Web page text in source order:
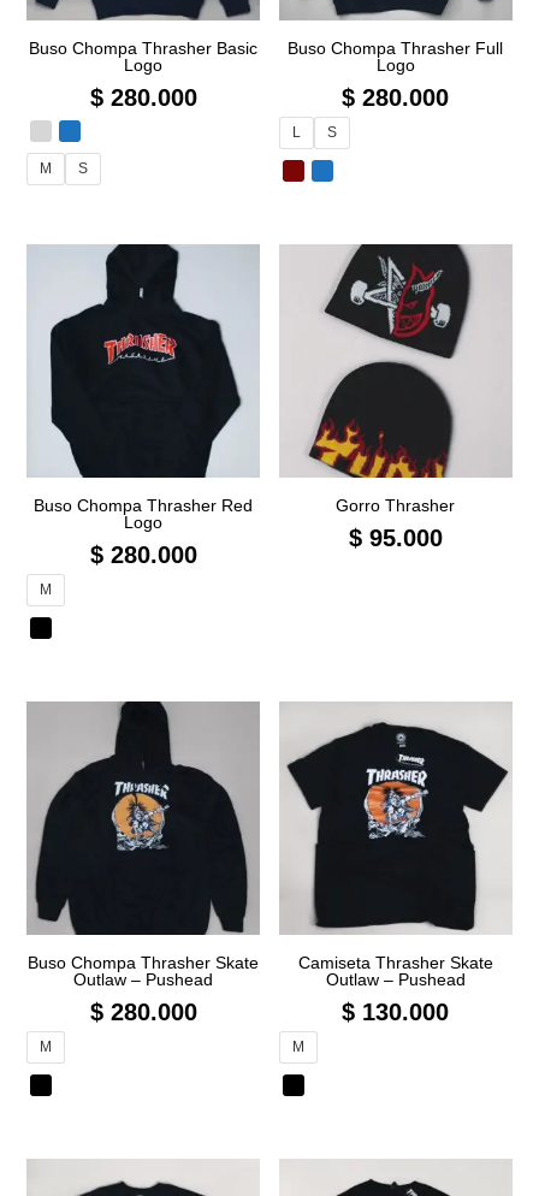
Buso Chompa Thrasher Basic
Logo
$280.000
M S
Buso Chompa Thrasher Full
Logo
$ 280.000
L S
Buso Chompa Thrasher Red
Logo
$280.000
M
Gorro Thrasher
$95.000
Buso Chompa Thrasher Skate
Outlaw – Pushead
$280.000
M
Camiseta Thrasher Skate
Outlaw – Pushead
$ 130.000
M